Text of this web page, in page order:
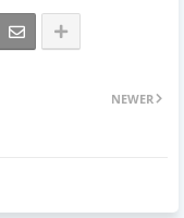
NEWER